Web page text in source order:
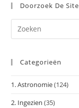
Doorzoek De Site
Categorieën
1. Astronomie(124)
2. Ingezien (35)